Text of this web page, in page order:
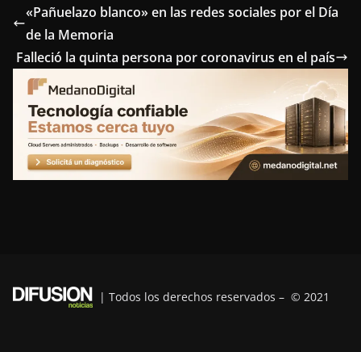
e
b
o
o
k
t
t
e
r
t
r
e
s
k
d
n
e
r
m
«Pañuelazo blanco» en las redes sociales por el Día
de la Memoria
Falleció la quinta persona por coronavirus en el país
| Todos los derechos reservados – © 2021